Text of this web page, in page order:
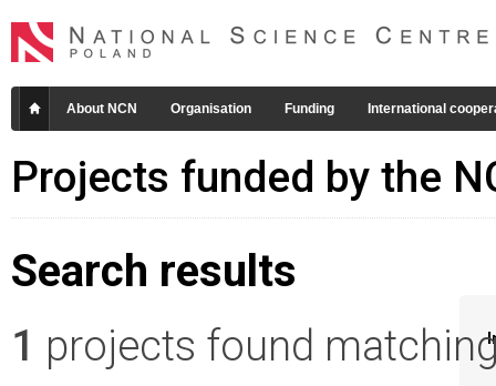
About NCN Organisation Funding International
Projects funded by the
Search results
1 projects found